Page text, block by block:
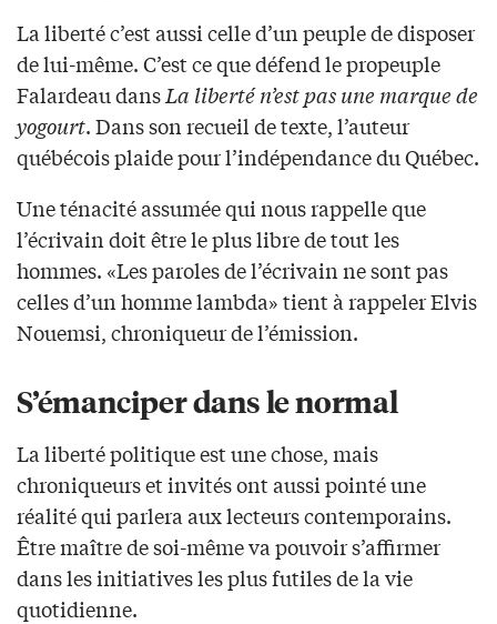
La liberté c’est aussi celle d’un peuple de disposer
de lui-même. C’est ce que défend le propeuple
Falardeau dansLa liberté n’est pas une marque de
yogourt. Dans son recueil de texte, l’auteur
québécois plaide pour l’indépendance du Québec.
Une ténacité assumée qui nous rappelle que
l’écrivain doit être le plus libre de tout les
hommes. «Les paroles de l’écrivain ne sont pas
celles d’un homme lambda» tient à rappeler Elvis
Nouemsi, chroniqueur de l’émission.
S’émanciper dans le normal
La liberté politique est une chose, mais
chroniqueurs et invités ont aussi pointé une
réalité qui parlera aux lecteurs contemporains.
Être maître de soi-même va pouvoir s’affirmer
dans les initiatives les plus futiles de la vie
quotidienne.